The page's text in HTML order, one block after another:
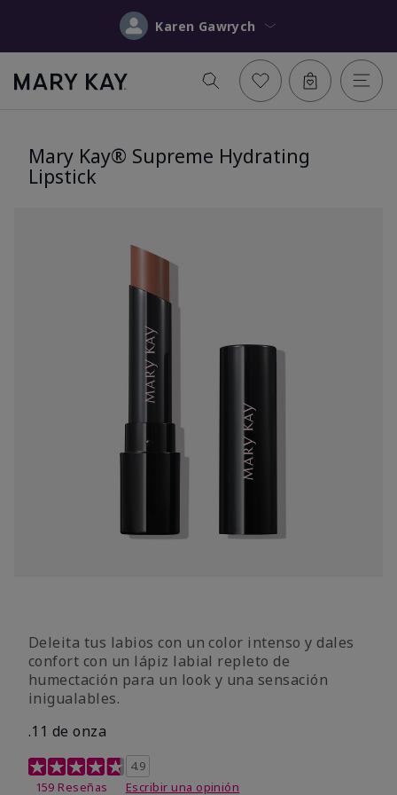
Karen Gawrych
Mary Kay® Supreme Hydrating
Lipstick
Deleita tus labios con un color intenso y dales
confort con un lápiz labial repleto de
humectación para un look y una sensación
inigualables.
.11 de onza
Calificación de clientes de 4,3 de 5
4.9
159 Reseñas
Escribir una opinión